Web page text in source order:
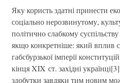
Яку користь здатні принести
соціально нерозвинутому,
політично слабкому
якщо конкретніше: який вплив
габсбурзької імперії
кінця XIX ст. західні
здобутки завдяки тим новим